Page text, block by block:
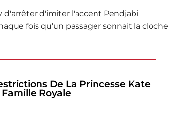
d'arrêter d'imiter l'accent Pendjabi
fois qu'un passager sonnait la cloche
De La Princesse Kate
Famille Royale